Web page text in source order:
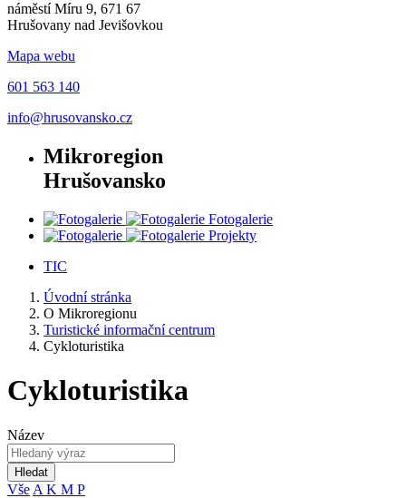
náměstí Míru 9, 671 67
Hrušovany nad Jevišovkou
Mapa webu
601 563 140
info@hrusovansko.cz
Mikroregion
Hrušovansko
Fotogalerie
Projekty
TIC
Úvodní stránka
O Mikroregionu
Turistické informační centrum
Cykloturistika
Cykloturistika
Název
Hledat
Vše A K M P